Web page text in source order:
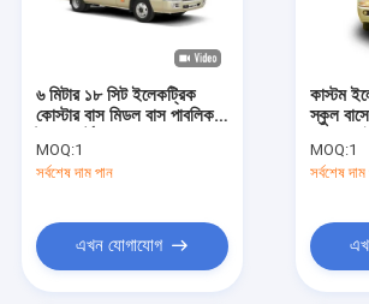
৬ মিটার ১৮ সিট ইলেকট্রিক
কোস্টার বাস মিডল বাস পাবলিক
MOQ:1
সর্বশেষ দাম পান
এখন যোগাযোগ
কাস্টম
স্কুল
MOQ:1
সর্বশেষ